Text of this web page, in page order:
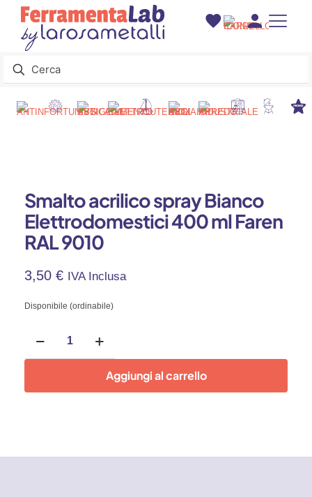
Smalto acrilico spray Bianco
Elettrodomestici 400 ml Faren
RAL 9010
3,50 € IVA Inclusa
Disponibile (ordinabile)
acrilico
spray
400
Aggiungi al carrello